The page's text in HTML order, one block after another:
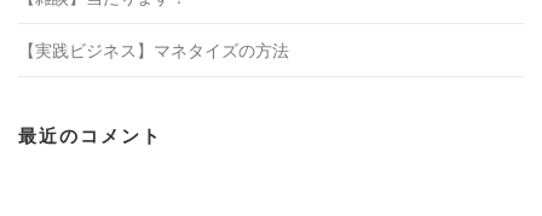
【実践ビジネス】マネタイズの方法
最近のコメント